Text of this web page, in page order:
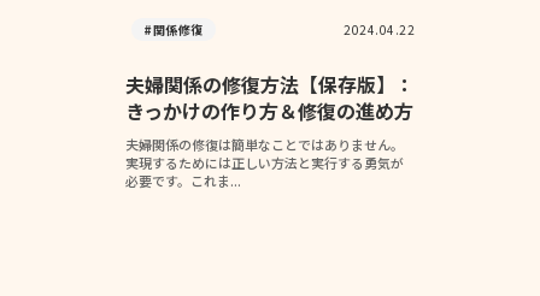
#関係修復 2024.04.22
夫婦関係の修復方法【保存版】：
きっかけの作り方＆修復の進め方
夫婦関係の修復は簡単なことではありません。
実現するためには正しい方法と実行する勇気が
必要です。これま...